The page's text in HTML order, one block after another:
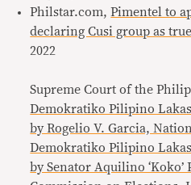
Philstar.com,Pimentel to
declaring Cusi group as
2022
Supreme Court of the
Demokratiko Pilipino
by Rogelio V. Garcia,
Demokratiko Pilipino
by Senator Aquilino